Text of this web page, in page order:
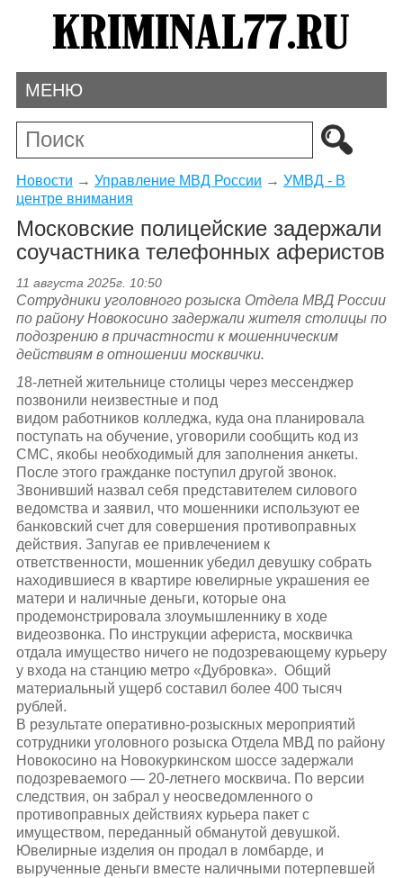
МЕНЮ
Новости → Управление МВД России → УМВД - В
центре внимания
Московские полицейские задержали
соучастника телефонных аферистов
11 августа 2025г. 10:50
Сотрудники уголовного розыска Отдела МВД России
по району Новокосино задержали жителя столицы по
подозрению в причастности к мошенническим
действиям в отношении москвички.
18-летней жительнице столицы через мессенджер
позвонили неизвестные и под
видом работников колледжа, куда она планировала
поступать на обучение, уговорили сообщить код из
СМС, якобы необходимый для заполнения анкеты.
После этого гражданке поступил другой звонок.
Звонивший назвал себя представителем силового
ведомства и заявил, что мошенники используют ее
банковский счет для совершения противоправных
действия. Запугав ее привлечением к
ответственности, мошенник убедил девушку собрать
находившиеся в квартире ювелирные украшения ее
матери и наличные деньги, которые она
продемонстрировала злоумышленнику в ходе
видеозвонка. По инструкции афериста, москвичка
отдала имущество ничего не подозревающему курьеру
у входа на станцию метро «Дубровка». Общий
материальный ущерб составил более 400 тысяч
рублей.
В результате оперативно-розыскных мероприятий
сотрудники уголовного розыска Отдела МВД по району
Новокосино на Новокуркинском шоссе задержали
подозреваемого — 20-летнего москвича. По версии
следствия, он забрал у неосведомленного о
противоправных действиях курьера пакет с
имуществом, переданный обманутой девушкой.
Ювелирные изделия он продал в ломбарде, и
вырученные деньги вместе наличными потерпевшей